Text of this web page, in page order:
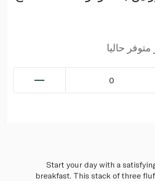
حاليا
0
Start your day with a
breakfast. This stack of three